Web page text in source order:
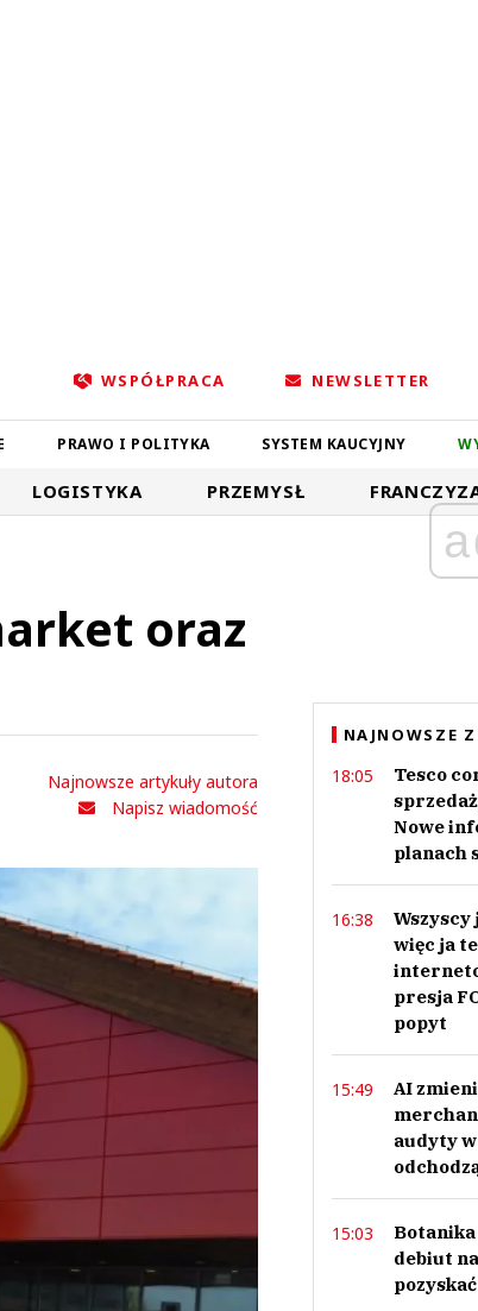
WSPÓŁPRACA NEWSLETTER
PRAWO I POLITYKA SYSTEM KAUCYJNY
LOGISTYKA PRZEMYSŁ
oraz
Najnowsze artykuły autora
Napisz wiadomość
NAJNOWSZE
18:05
Tesco
Nowe
planach
16:38
więc ja
presja
popyt
15:49
AI
audyty
15:03
debiut